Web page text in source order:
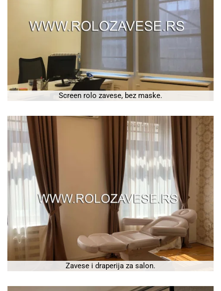
Screen rolo zavese, bez maske.
Zavese i draperija za salon.